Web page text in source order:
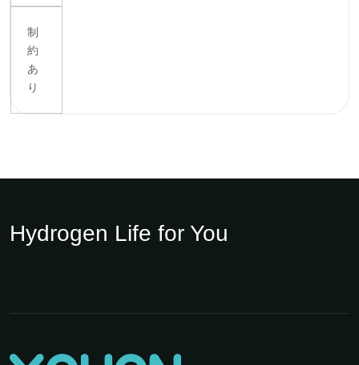
制
約
あ
り
Hydrogen Life for You